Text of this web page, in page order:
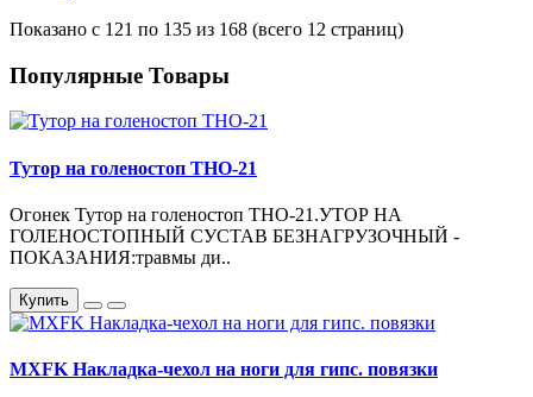
Показано с 121 по 135 из 168 (всего 12 страниц)
Популярные Товары
Тутор на голеностоп ТНО-21
Огонек Тутор на голеностоп ТНО-21.УТОР НА
ГОЛЕНОСТОПНЫЙ СУСТАВ БЕЗНАГРУЗОЧНЫЙ -
ПОКАЗАНИЯ:травмы ди..
Купить
MXFK Накладка-чехол на ноги для гипс. повязки